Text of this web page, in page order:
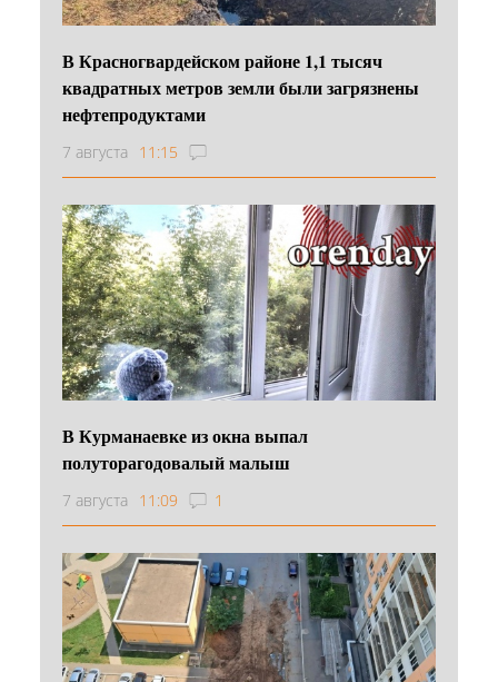
В Красногвардейском районе 1,1 тысяч
квадратных метров земли были загрязнены
нефтепродуктами
7 августа 11:15
В Курманаевке из окна выпал
полуторагодовалый малыш
7 августа 11:09 1